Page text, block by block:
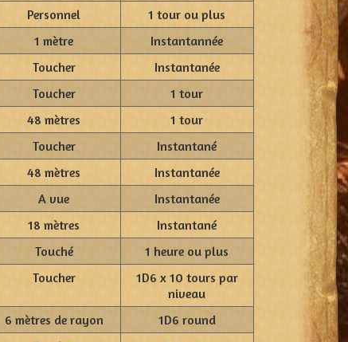
Personnel
1 tour ou plus
1 mètre
Instantannée
Toucher
Instantanée
Toucher
1 tour
48 mètres
1 tour
Toucher
Instantané
48 mètres
Instantanée
A vue
Instantanée
18 mètres
Instantané
Touché
1 heure ou plus
Toucher
1D6 x 10 tours par
niveau
6 mètres de rayon
1D6 round